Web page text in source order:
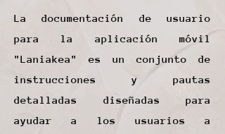
La documentación de usuario
para la aplicación móvil
"Laniakea" es un conjunto de
instrucciones y pautas
detalladas diseñadas para
ayudar a los usuarios a